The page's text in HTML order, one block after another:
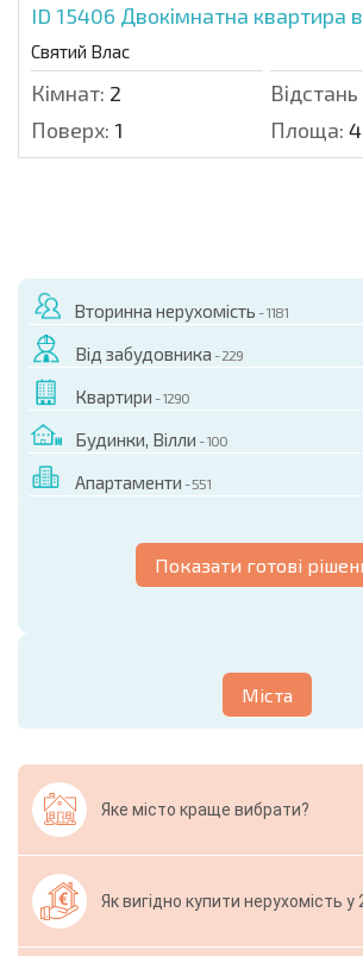
ID 15406 Двокімнатна квартира
Святий Влас
Кімнат: 2
Поверх: 1 Площа:
Вторинна нерухомість - 1181
Від забудовника - 229
Квартири - 1290
Будинки, Вілли - 100
Апартаменти - 551
Показати готові
Міста
Яке місто краще вибрати?
Як вигідно купити нерухомість у